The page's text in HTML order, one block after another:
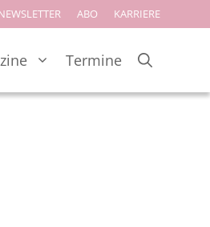
ABO KARRIERE
Termine